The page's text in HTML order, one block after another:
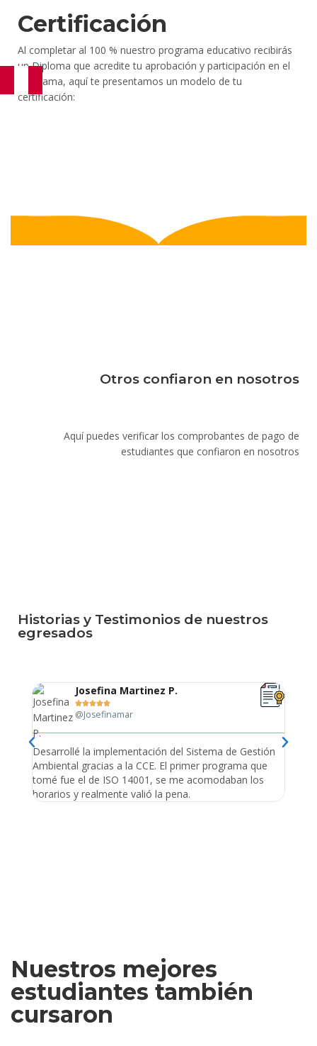
Certificación
Al completar al 100 % nuestro programa educativo recibirás
un Diploma que acredite tu aprobación y participación en el
programa, aquí te presentamos un modelo de tu
certificación:
Otros confiaron en nosotros
Aquí puedes verificar los comprobantes de pago de
estudiantes que confiaron en nosotros
Historias y Testimonios de nuestros
egresados
Josefina Martinez P.

@Josefinamar
Desarrollé la implementación del Sistema de Gestión
Ambiental gracias a la CCE. El primer programa que
tomé fue el de ISO 14001, se me acomodaban los
horarios y realmente valió la pena.
Nuestros mejores
estudiantes también
cursaron